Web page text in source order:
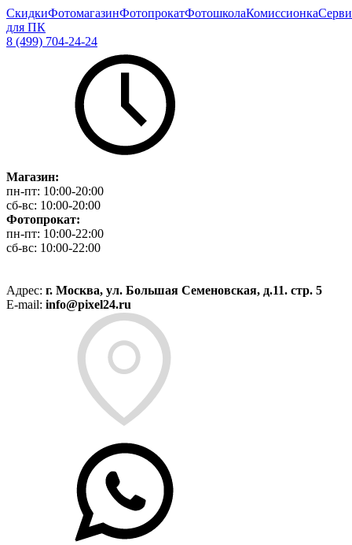
СкидкиФотомагазинФотопрокатФотошколаКомиссионка
для ПК
8 (499) 704-24-24
Магазин:
пн-пт: 10:00-20:00
сб-вс: 10:00-20:00
Фотопрокат:
пн-пт: 10:00-22:00
сб-вс: 10:00-22:00
Адрес: г. Москва, ул. Большая Семеновская, д.11. стр. 5
E-mail: info@pixel24.ru